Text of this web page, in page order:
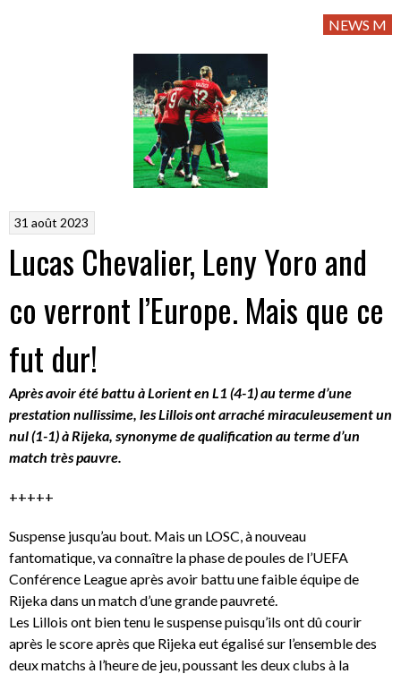
NEWS M
31 août 2023
Lucas Chevalier, Leny Yoro and
co verront l’Europe. Mais que ce
fut dur!
Après avoir été battu à Lorient en L1 (4-1) au terme d’une
prestation nullissime, les Lillois ont arraché miraculeusement un
nul (1-1) à Rijeka, synonyme de qualification au terme d’un
match très pauvre.
+++++
Suspense jusqu’au bout. Mais un LOSC, à nouveau
fantomatique, va connaître la phase de poules de l’UEFA
Conférence League après avoir battu une faible équipe de
Rijeka dans un match d’une grande pauvreté.
Les Lillois ont bien tenu le suspense puisqu’ils ont dû courir
après le score après que Rijeka eut égalisé sur l’ensemble des
deux matchs à l’heure de jeu, poussant les deux clubs à la